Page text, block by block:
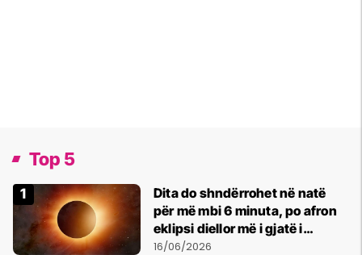
Top 5
Dita do shndërrohet në natë
për më mbi 6 minuta, po afron
eklipsi diellor më i gjatë i
shekullit të 21-të
16/06/2026